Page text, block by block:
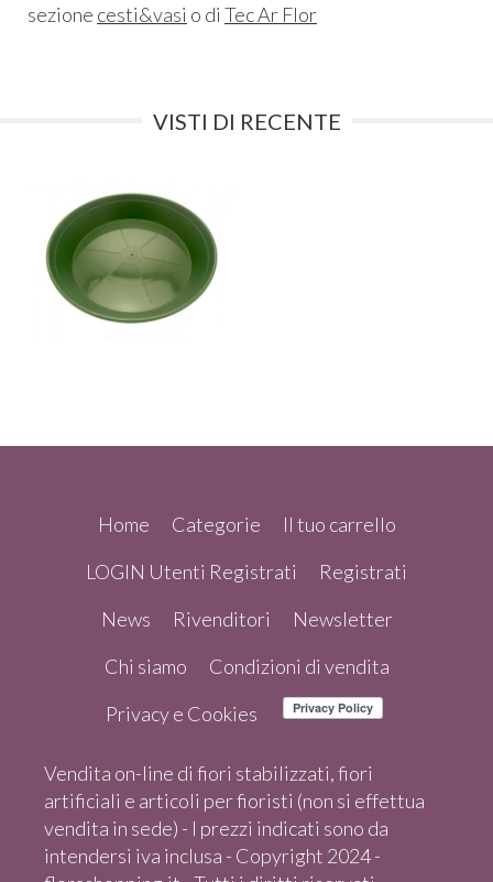
sezione cesti&vasi o di Tec Ar Flor
VISTI DI RECENTE
Home Categorie
Il tuo carrello
LOGIN Utenti Registrati
Registrati
News
Rivenditori
Newsletter
Chi siamo
Condizioni di vendita
Privacy e Cookies
Vendita on-line di fiori stabilizzati, fiori
artificiali e articoli per fioristi (non si effettua
vendita in sede) - I prezzi indicati sono da
intendersi iva inclusa - Copyright 2024 -